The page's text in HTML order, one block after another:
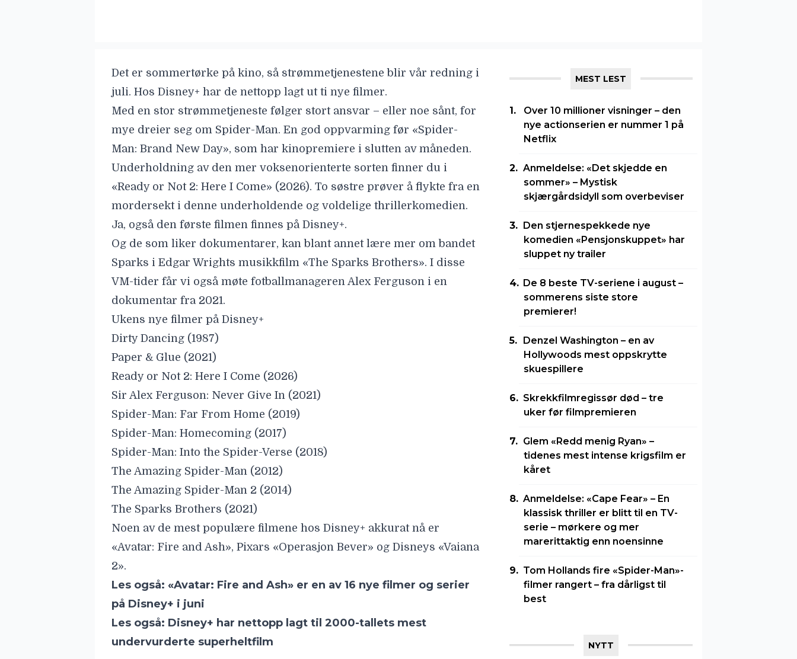
Det er sommertørke på kino, så strømmetjenestene blir vår redning i
juli. Hos Disney+ har de nettopp lagt ut ti nye filmer.
Med en stor strømmetjeneste følger stort ansvar – eller noe sånt, for
mye dreier seg om Spider-Man. En god oppvarming før «Spider-
Man: Brand New Day», som har kinopremiere i slutten av måneden.
Underholdning av den mer voksenorienterte sorten finner du i
«Ready or Not 2: Here I Come» (2026). To søstre prøver å flykte fra en
mordersekt i denne underholdende og voldelige thrillerkomedien.
Ja, også den første filmen finnes på Disney+.
Og de som liker dokumentarer, kan blant annet lære mer om bandet
Sparks i Edgar Wrights musikkfilm «The Sparks Brothers». I disse
VM-tider får vi også møte fotballmanageren Alex Ferguson i en
dokumentar fra 2021.
Ukens nye filmer på Disney+
Dirty Dancing (1987)
Paper & Glue (2021)
Ready or Not 2: Here I Come (2026)
Sir Alex Ferguson: Never Give In (2021)
Spider-Man: Far From Home (2019)
Spider-Man: Homecoming (2017)
Spider-Man: Into the Spider-Verse (2018)
The Amazing Spider-Man (2012)
The Amazing Spider-Man 2 (2014)
The Sparks Brothers (2021)
Noen av de mest populære filmene hos Disney+ akkurat nå er
«Avatar: Fire and Ash», Pixars «Operasjon Bever» og Disneys «Vaiana
2».
Les også: «Avatar: Fire and Ash» er en av 16 nye filmer og serier
på Disney+ i juni
Les også: Disney+ har nettopp lagt til 2000-tallets mest
undervurderte superheltfilm
MEST LEST
Over 10 millioner visninger – den
nye actionserien er nummer 1 på
Netflix
Anmeldelse: «Det skjedde en
sommer» – Mystisk
skjærgårdsidyll som overbeviser
Den stjernespekkede nye
komedien «Pensjonskuppet» har
sluppet ny trailer
De 8 beste TV-seriene i august –
sommerens siste store
premierer!
Denzel Washington – en av
Hollywoods mest oppskrytte
skuespillere
Skrekkfilmregissør død – tre
uker før filmpremieren
Glem «Redd menig Ryan» –
tidenes mest intense krigsfilm er
kåret
Anmeldelse: «Cape Fear» – En
klassisk thriller er blitt til en TV-
serie – mørkere og mer
marerittaktig enn noensinne
Tom Hollands fire «Spider-Man»-
filmer rangert – fra dårligst til
best
NYTT